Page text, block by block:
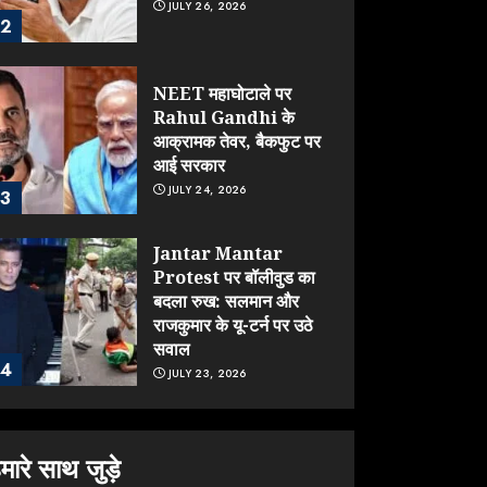
2
JULY 26, 2026
3
NEET महाघोटाले पर
Rahul Gandhi के
आक्रामक तेवर, बैकफुट पर
आई सरकार
JULY 24, 2026
4
Jantar Mantar
Protest पर बॉलीवुड का
बदला रुख: सलमान और
राजकुमार के यू-टर्न पर उठे
सवाल
JULY 23, 2026
ONGC के खजाने से RSS
साथ जुड़े